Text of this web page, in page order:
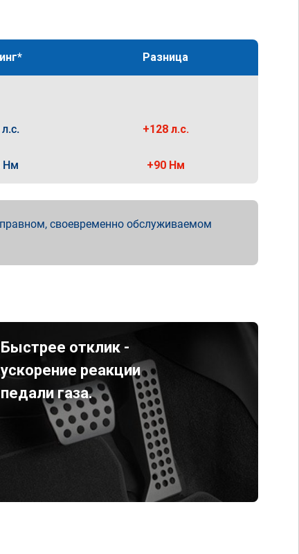
Разница
+128 л.с.
Нм +90 Нм
своевременно обслуживаемом
Быстрее отклик -
ускорение реакции
педали газа.